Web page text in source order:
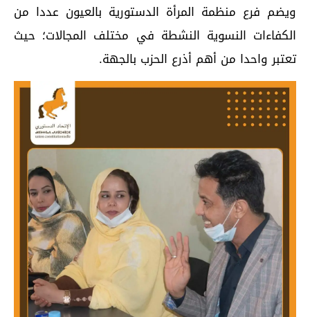
ويضم فرع منظمة المرأة الدستورية بالعيون عددا من
الكفاءات النسوية النشطة في مختلف المجالات؛ حيث
تعتبر واحدا من أهم أذرع الحزب بالجهة.